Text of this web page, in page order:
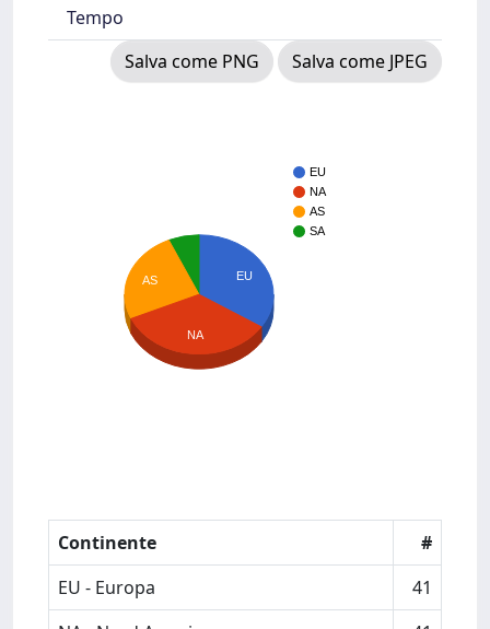
Tempo
Salva come PNG
Salva come JPEG
EU
NA
AS
SA
EU
AS
NA
Continente
#
EU - Europa
41